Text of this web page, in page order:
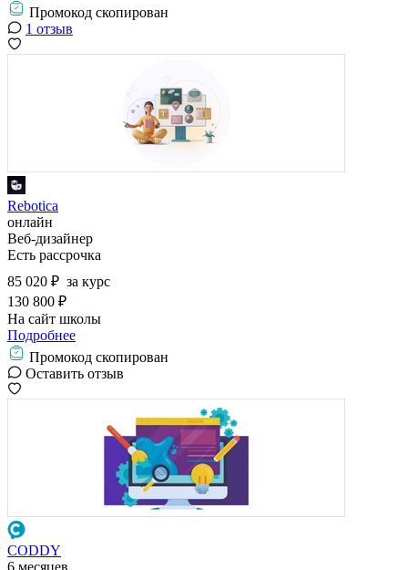
Промокод скопирован
1 отзыв
Rebotiсa
онлайн
Веб-дизайнер
Есть рассрочка
85 020 ₽ за курс
130 800 ₽
На сайт школы
Подробнее
Промокод скопирован
Оставить отзыв
CODDY